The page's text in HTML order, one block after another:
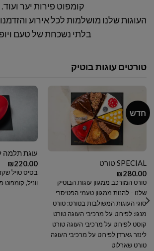
קומפוט פירות יער ועוד.
העוגות שלנו מושלמות לכל אירוע
בלתי נשכחת של טעם
טורטים עוגות בוטיק
חדש
SPECIAL טורט
₪280.00
טורט המורכב ממגוון עוגות הבוטיק
שלנו - להנות ממגוון טעמי הפטיסרי
סוגי העוגות המשולבות בטורט: טורט
מנגו: לפירוט על מרכיבי העוגה טורט
קוסט לפירוט על מרכיבי העוגה טורט
לינזר גארדן לפירוט על מרכיבי העוגה
טורט שארלוט
עוגת תלמה
₪220.00
בסיס טויל
ווניל, קומפוט